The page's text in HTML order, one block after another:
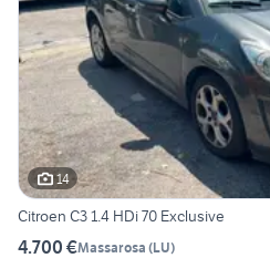
14
Citroen C3 1.4 HDi 70 Exclusive
4.700 €Massarosa (LU)